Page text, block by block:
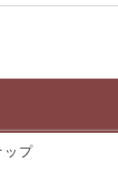
ップ